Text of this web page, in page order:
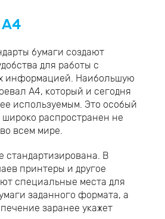
бумаги создают
для работы с
информацией. Наибольшую
А4, который и сегодня
используемым. Это особый
широко распространен не
всем мире.
стандартизирована. В
принтеры и другое
специальные места для
заданного формата, а
заранее укажет